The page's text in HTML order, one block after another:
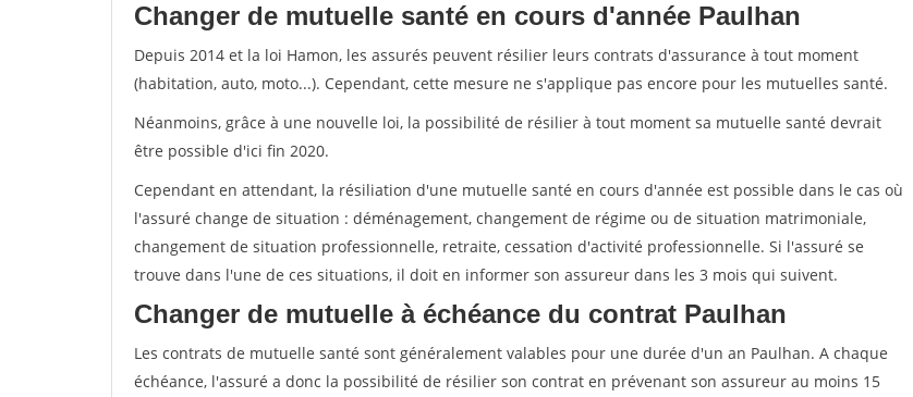
Changer de mutuelle santé en cours d'année Paulhan
Depuis 2014 et la loi Hamon, les assurés peuvent résilier leurs contrats d'assurance à tout moment
(habitation, auto, moto...). Cependant, cette mesure ne s'applique pas encore pour les mutuelles santé.
Néanmoins, grâce à une nouvelle loi, la possibilité de résilier à tout moment sa mutuelle santé devrait
être possible d'ici fin 2020.
Cependant en attendant, la résiliation d'une mutuelle santé en cours d'année est possible dans le cas où
l'assuré change de situation : déménagement, changement de régime ou de situation matrimoniale,
changement de situation professionnelle, retraite, cessation d'activité professionnelle. Si l'assuré se
trouve dans l'une de ces situations, il doit en informer son assureur dans les 3 mois qui suivent.
Changer de mutuelle à échéance du contrat Paulhan
Les contrats de mutuelle santé sont généralement valables pour une durée d'un an Paulhan. A chaque
échéance, l'assuré a donc la possibilité de résilier son contrat en prévenant son assureur au moins 15